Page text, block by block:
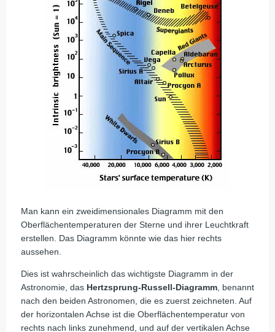
Man kann ein zweidimensionales Diagramm mit den
Oberflächentemperaturen der Sterne und ihrer Leuchtkraft
erstellen. Das Diagramm könnte wie das hier rechts
aussehen.
Dies ist wahrscheinlich das wichtigste Diagramm in der
Astronomie, das Hertzsprung-Russell-Diagramm , benannt
nach den beiden Astronomen, die es zuerst zeichneten. Auf
der horizontalen Achse ist die Oberflächentemperatur von
rechts nach links zunehmend, und auf der vertikalen Achse